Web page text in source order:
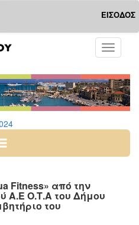
ΕΙΣΟΔΟΣ
Toggle
Fitness» από την
Α.Ε Ο.Τ.Α του Δήμου
του